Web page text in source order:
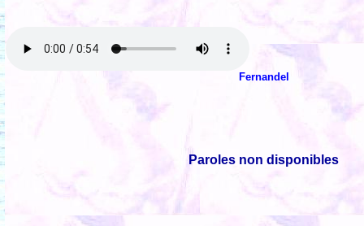
Fernandel
Paroles non disponibles